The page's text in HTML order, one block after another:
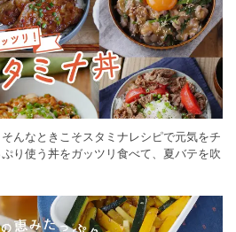
んなときこそスタミナレシピで元気をチ
り使う丼をガッツリ食べて、夏バテを吹